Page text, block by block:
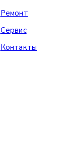
Ремонт
Сервис
Контакты